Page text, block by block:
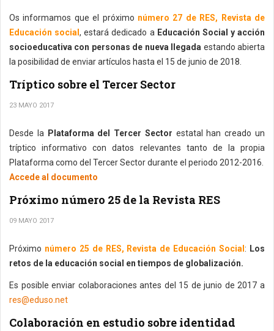
Os informamos que el próximo número 27 de RES, Revista de
Educación social, estará dedicado a Educación Social y acción
socioeducativa con personas de nueva llegada estando abierta
la posibilidad de enviar artículos hasta el 15 de junio de 2018.
Tríptico sobre el Tercer Sector
23 MAYO 2017
Desde la Plataforma del Tercer Sector estatal han creado un
tríptico informativo con datos relevantes tanto de la propia
Plataforma como del Tercer Sector durante el periodo 2012-2016.
Accede al documento
Próximo número 25 de la Revista RES
09 MAYO 2017
Próximo número 25 de RES, Revista de Educación Social : Los
retos de la educación social en tiempos de globalización.
Es posible enviar colaboraciones antes del 15 de junio de 2017 a
res@eduso.net
Colaboración en estudio sobre identidad